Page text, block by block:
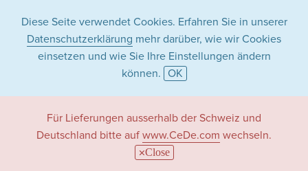
Diese Seite verwendet Cookies. Erfahren Sie in unserer
Datenschutzerklärung mehr darüber, wie wir Cookies
einsetzen und wie Sie Ihre Einstellungen ändern
können. OK
Für Lieferungen ausserhalb der Schweiz und
Deutschland bitte auf www.CeDe.com wechseln.
Close